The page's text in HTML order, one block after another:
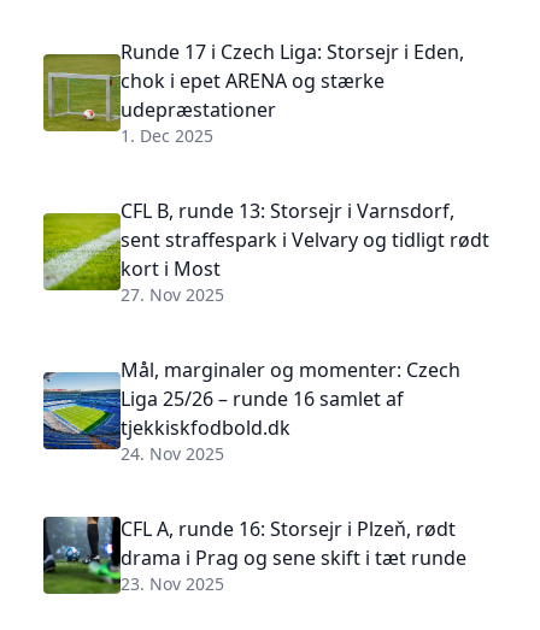
Runde 17 i Czech Liga: Storsejr i Eden,
chok i epet ARENA og stærke
udepræstationer
1. Dec 2025
CFL B, runde 13: Storsejr i Varnsdorf,
sent straffespark i Velvary og tidligt rødt
kort i Most
27. Nov 2025
Mål, marginaler og momenter: Czech
Liga 25/26 – runde 16 samlet af
tjekkiskfodbold.dk
24. Nov 2025
CFL A, runde 16: Storsejr i Plzeň, rødt
drama i Prag og sene skift i tæt runde
23. Nov 2025